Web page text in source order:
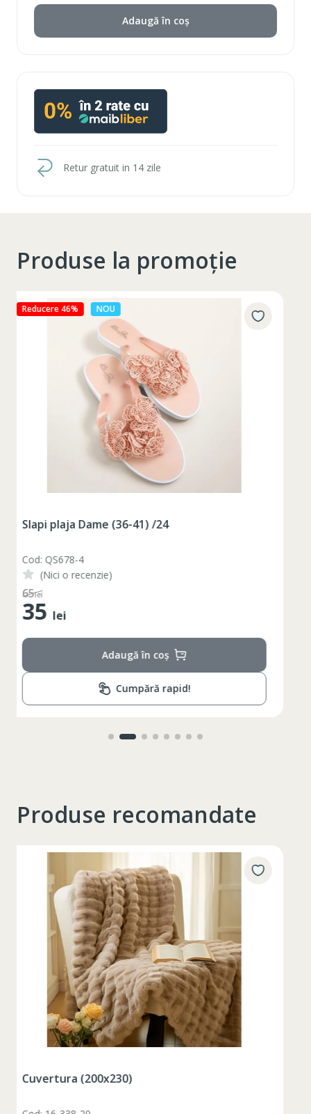
Adaugă în coș
Retur gratuit in 14 zile
Produse la promoție
Reducere 27% NOU
Slapi plaja Dame (36-41) /24
Cod: QS678-3
(Nici o recenzie)
48
35lei
Adaugă în coș
Cumpără rapid!
Produse recomandate
Set pahare vin rosu 6 pcs / 490 ml